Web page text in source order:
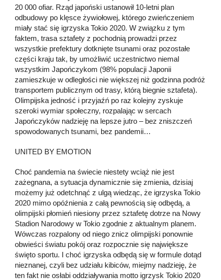
20 000 ofiar. Rząd japoński ustanowił 10-letni plan
odbudowy po klęsce żywiołowej, którego zwieńczeniem
miały stać się igrzyska Tokio 2020. W związku z tym
faktem, trasa sztafety z pochodnią prowadzi przez
wszystkie prefektury dotknięte tsunami oraz pozostałe
części kraju tak, by umożliwić uczestnictwo niemal
wszystkim Japończykom (98% populacji Japonii
zamieszkuje w odległości nie większej niż godzinna podróż
transportem publicznym od trasy, którą biegnie sztafeta).
Olimpijska jedność i przyjaźń po raz kolejny zyskuje
szeroki wymiar społeczny, rozpalając w sercach
Japończyków nadzieję na lepsze jutro – bez zniszczeń
spowodowanych tsunami, bez pandemii…
UNITED BY EMOTION
Choć pandemia na świecie niestety wciąż nie jest
zażegnana, a sytuacja dynamicznie się zmienia, dzisiaj
możemy już odetchnąć z ulgą wiedząc, że igrzyska Tokio
2020 mimo opóźnienia z całą pewnością się odbędą, a
olimpijski płomień niesiony przez sztafetę dotrze na Nowy
Stadion Narodowy w Tokio zgodnie z aktualnym planem.
Wówczas rozpalony od niego znicz olimpijski ponownie
obwieści światu pokój oraz rozpocznie się największe
święto sportu. I choć igrzyska odbędą się w formule dotąd
nieznanej, czyli bez udziału kibiców, miejmy nadzieję, że
ten fakt nie osłabi oddziaływania motto igrzysk Tokio 2020